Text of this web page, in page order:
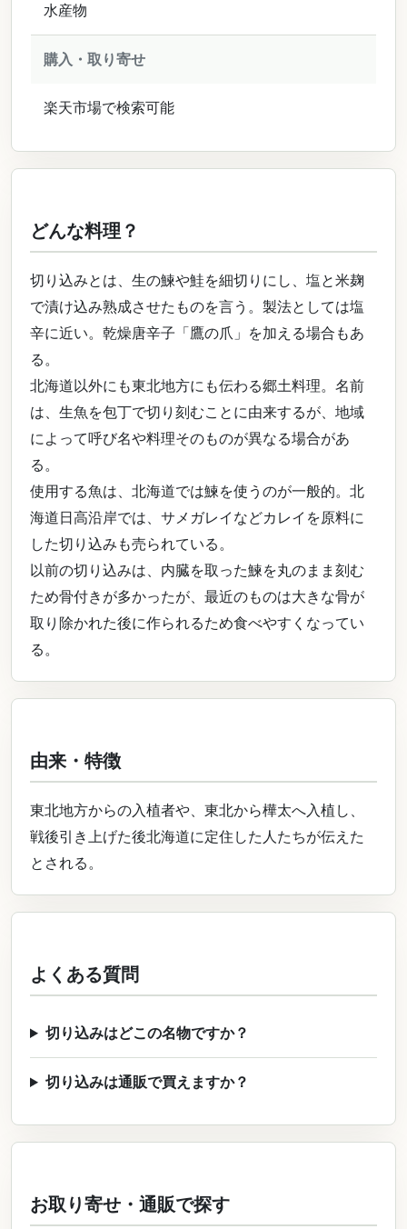
水産物
購入・取り寄せ
楽天市場で検索可能
どんな料理？
切り込みとは、生の鰊や鮭を細切りにし、塩と米麹
で漬け込み熟成させたものを言う。製法としては塩
辛に近い。乾燥唐辛子「鷹の爪」を加える場合もあ
る。
北海道以外にも東北地方にも伝わる郷土料理。名前
は、生魚を包丁で切り刻むことに由来するが、地域
によって呼び名や料理そのものが異なる場合があ
る。
使用する魚は、北海道では鰊を使うのが一般的。北
海道日高沿岸では、サメガレイなどカレイを原料に
した切り込みも売られている。
以前の切り込みは、内臓を取った鰊を丸のまま刻む
ため骨付きが多かったが、最近のものは大きな骨が
取り除かれた後に作られるため食べやすくなってい
る。
由来・特徴
東北地方からの入植者や、東北から樺太へ入植し、
戦後引き上げた後北海道に定住した人たちが伝えた
とされる。
よくある質問
切り込みはどこの名物ですか？
切り込みは通販で買えますか？
お取り寄せ・通販で探す